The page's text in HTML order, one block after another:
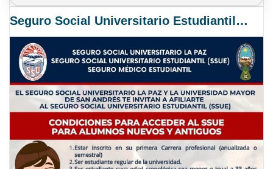
Seguro Social Universitario Estudiantil SSUE